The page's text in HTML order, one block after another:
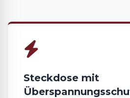
Steckdose mit